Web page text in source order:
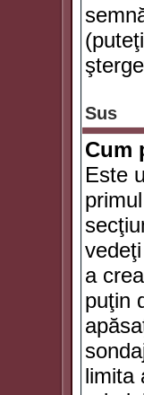
Sus
Cum
Este
a
puţin
limita